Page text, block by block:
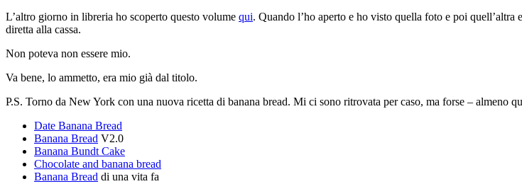
L’altro giorno in libreria ho scoperto questo volume qui. Quando l’ho aperto e ho visto quella foto e poi
diretta alla cassa.
Non poteva non essere mio.
Va bene, lo ammetto, era mio già dal titolo.
P.S. Torno da New York con una nuova ricetta di banana bread. Mi ci sono ritrovata per caso, ma forse – almeno
Date Banana Bread
Banana Bread V2.0
Banana Bundt Cake
Chocolate and banana bread
Banana Bread di una vita fa